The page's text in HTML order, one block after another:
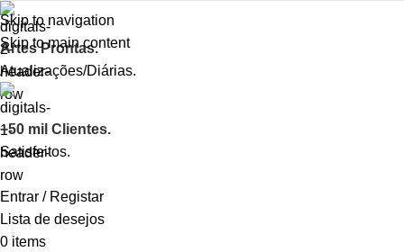
Skip to navigation
Skip to main content
Artes Prontas.
Atualizações/Diárias.
+50 mil Clientes.
Satisfeitos.
Entrar / Registar
Lista de desejos
0 items